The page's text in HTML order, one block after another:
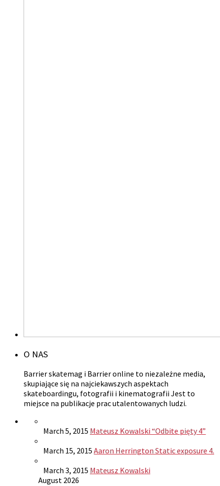
O NAS
Barrier skatemag i Barrier online to niezależne media,
skupiające się na najciekawszych aspektach
skateboardingu, fotografii i kinematografii Jest to
miejsce na publikacje prac utalentowanych ludzi.
March 5, 2015 Mateusz Kowalski “Odbite pięty 4”
March 15, 2015 Aaron Herrington Static exposure 4.
March 3, 2015 Mateusz Kowalski
August 2026